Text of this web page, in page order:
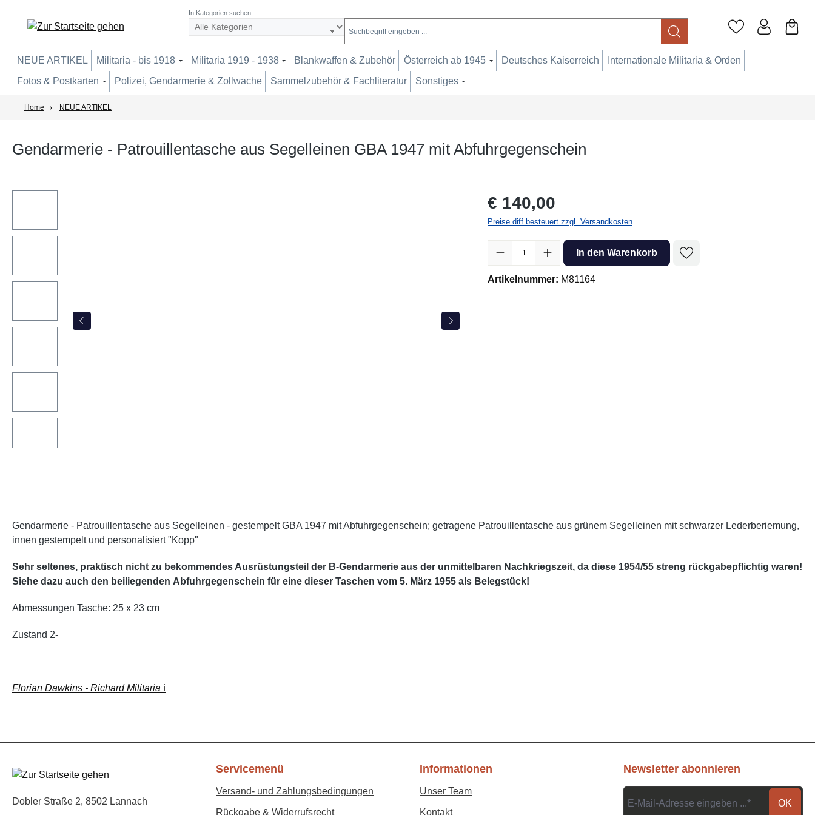
In Kategorien suchen...
NEUE ARTIKEL Militaria - bis 1918 Militaria 1919 - 1938 Blankwaffen & Zubehör Österreich ab 1945 Deutsches Kaiserreich
Internationale Militaria & Orden
Fotos & Postkarten
Polizei, Gendarmerie & Zollwache Sammelzubehör & Fachliteratur Sonstiges
Home NEUE ARTIKEL
Gendarmerie - Patrouillentasche aus Segelleinen GBA 1947 mit Abfuhrgegenschein
Regulärer Preis:
€ 140,00
Preise diff.besteuert zzgl. Versandkosten
Produkt Anzahl: Gib den gewünschten Wert ein oder benutze die Schaltflächen
In den Warenkorb
Artikelnummer: M81164
Gendarmerie - Patrouillentasche aus Segelleinen - gestempelt GBA 1947 mit Abfuhrgegenschein; getragene Patrouillentasche aus grünem Segelleinen mit schwarzer Lederberiemung,
innen gestempelt und personalisiert "Kopp"
Sehr seltenes, praktisch nicht zu bekommendes Ausrüstungsteil der B-Gendarmerie aus der unmittelbaren Nachkriegszeit, da diese 1954/55 streng rückgabepflichtig waren!
Siehe dazu auch den beiliegenden Abfuhrgegenschein für eine dieser Taschen vom 5. März 1955 als Belegstück!
Abmessungen Tasche: 25 x 23 cm
Zustand 2-
Florian Dawkins - Richard Militaria ℹ️
Dobler Straße 2, 8502 Lannach
Servicemenü
Versand- und Zahlungsbedingungen
Rückgabe & Widerrufsrecht
Informationen
Unser Team
Kontakt
Newsletter abonnieren
OK